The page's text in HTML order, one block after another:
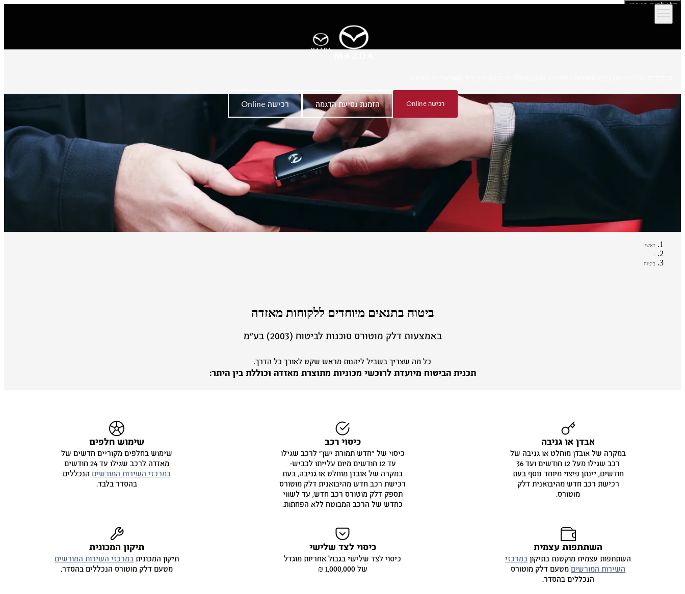
דלג לתוכן המרכזי
רכישה Online הזמנת נסיעת הדגמה רכישה Online
ראשי
ביטוח
ביטוח בתנאים מיוחדים ללקוחות מאזדה
באמצעות דלק מוטורס סוכנות לביטוח (2003) בע״מ
כל מה שצריך בשביל ליהנות מראש שקט לאורך כל הדרך.
תכנית הביטוח מיועדת לרוכשי מכוניות מתוצרת מאזדה וכוללת בין היתר:
אבדן או גניבה
במקרה של אובדן מוחלט או גניבה של
רכב שגילו מעל 12 חודשים ועד 36
חודשים, יינתן פיצוי מיוחד נוסף בעת
רכישת רכב חדש מהיבואנית דלק
מוטורס.
כיסוי רכב
כיסוי של ״חדש תמורת ישן״ לרכב שגילו
עד 12 חודשים מיום עלייתו לכביש-
במקרה של אובדן מוחלט או גניבה, בעת
רכישת רכב חדש מהיבואנית דלק מוטורס
תספק דלק מוטורס רכב חדש, עד לשווי
כחדש של הרכב המבוטח ללא הפחתות.
שימוש חלפים
שימוש בחלפים מקוריים חדשים של
מאזדה לרכב שגילו עד 24 חודשים
במרכזי השירות המורשיםהנכללים
בהסדר בלבד.
השתתפות עצמית
השתתפות עצמית מוקטנת בתיקוןבמרכזי
השירות המורשיםמטעם דלק מוטורס
הנכללים בהסדר.
כיסוי לצד שלישי
כיסוי לצד שלישי בגבול אחריות מוגדל
של 1,000,000 ₪
תיקון המכונית
תיקון המכוניתבמרכזי השירות המורשים
מטעם דלק מוטורס הנכללים בהסדר.